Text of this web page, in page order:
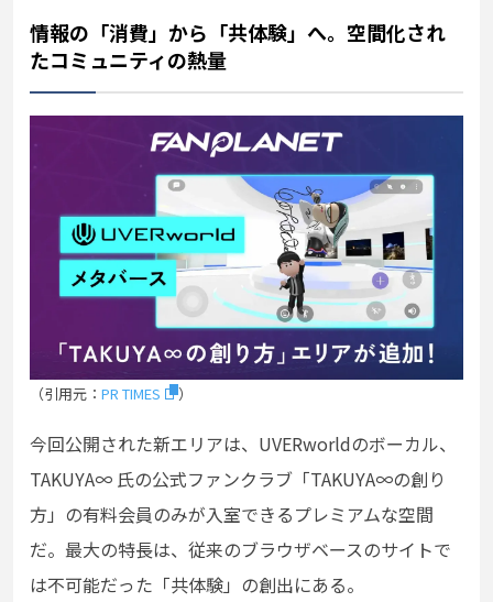
情報の「消費」から「共体験」へ。空間化され
たコミュニティの熱量
（引用元： PR TIMES ）
今回公開された新エリアは、UVERworldのボーカル、
TAKUYA∞ 氏の公式ファンクラブ「TAKUYA∞の創り
方」の有料会員のみが入室できるプレミアムな空間
だ。最大の特長は、従来のブラウザベースのサイトで
は不可能だった「共体験」の創出にある。